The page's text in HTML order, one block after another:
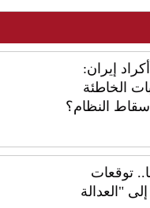
إيران:
الخاطئة
النظام؟
توقعات
"العدالة